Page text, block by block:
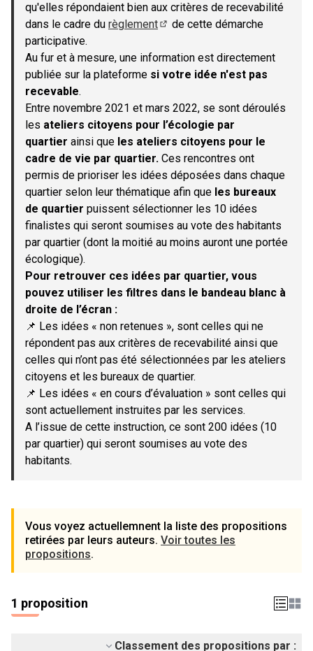
qu'elles répondaient bien aux critères de recevabilité
dans le cadre du règlement
de cette démarche
participative.
Au fur et à mesure, une information est directement
publiée sur la plateforme si votre idée n'est pas
recevable.
Entre novembre 2021 et mars 2022, se sont déroulés
les ateliers citoyens pour l’écologie par
quartier ainsi que les ateliers citoyens pour le
cadre de vie par quartier. Ces rencontres ont
permis de prioriser les idées déposées dans chaque
quartier selon leur thématique afin que les bureaux
de quartier puissent sélectionner les 10 idées
finalistes qui seront soumises au vote des habitants
par quartier (dont la moitié au moins auront une portée
écologique).
Pour retrouver ces idées par quartier, vous
pouvez utiliser les filtres dans le bandeau blanc à
droite de l’écran :
📌 Les idées « non retenues », sont celles qui ne
répondent pas aux critères de recevabilité ainsi que
celles qui n’ont pas été sélectionnées par les ateliers
citoyens et les bureaux de quartier.
📌 Les idées « en cours d’évaluation » sont celles qui
sont actuellement instruites par les services.
A l’issue de cette instruction, ce sont 200 idées (10
par quartier) qui seront soumises au vote des
habitants.
Vous voyez actuellemnent la liste des propositions
retirées par leurs auteurs. Voir toutes les
propositions.
1 proposition
Classement des propositions par :